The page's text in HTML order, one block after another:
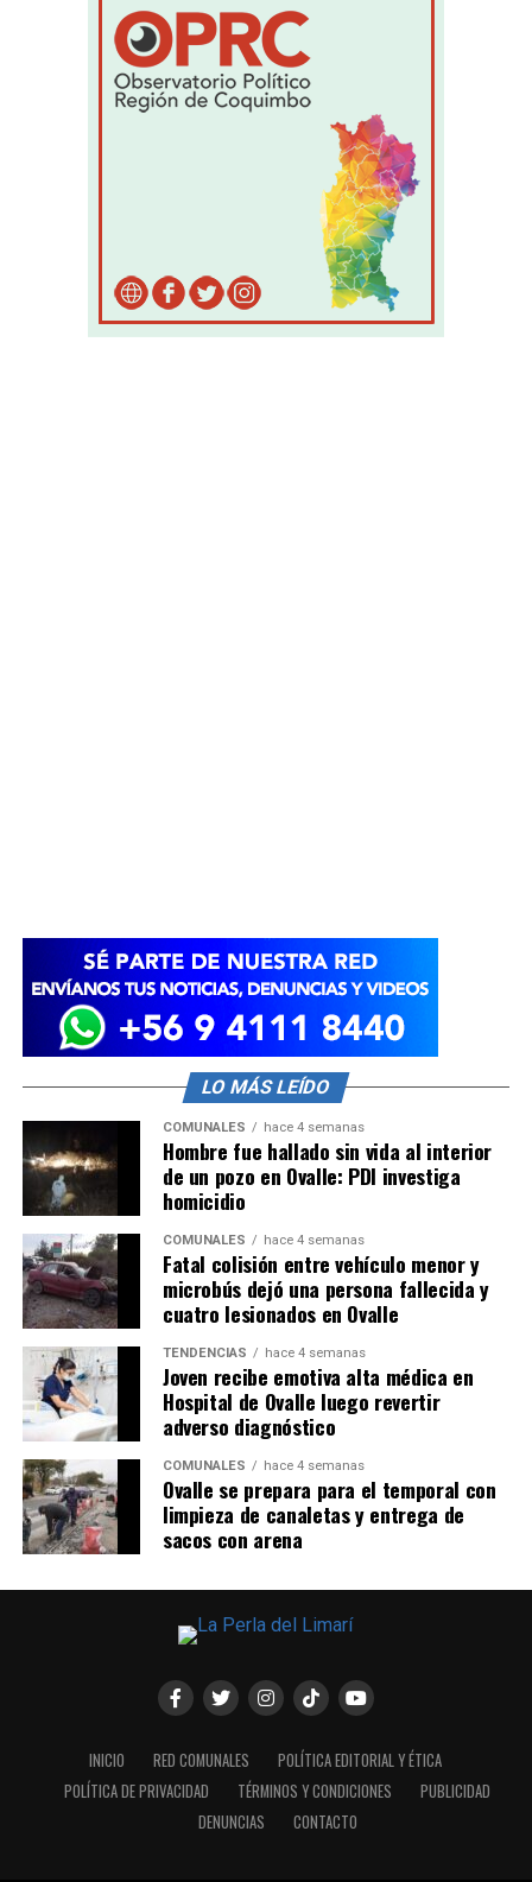
LO MÁS LEÍDO
COMUNALES hace 4 semanas
Hombre fue hallado sin vida al interior
de un pozo en Ovalle: PDI investiga
homicidio
COMUNALES hace 4 semanas
Fatal colisión entre vehículo menor y
microbús dejó una persona fallecida y
cuatro lesionados en Ovalle
TENDENCIAS hace 4 semanas
Joven recibe emotiva alta médica en
Hospital de Ovalle luego revertir
adverso diagnóstico
COMUNALES hace 4 semanas
Ovalle se prepara para el temporal con
limpieza de canaletas y entrega de
sacos con arena
INICIO RED COMUNALES
POLÍTICA EDITORIAL Y ÉTICA
POLÍTICA DE PRIVACIDAD
TÉRMINOS Y CONDICIONES
PUBLICIDAD
DENUNCIAS
CONTACTO